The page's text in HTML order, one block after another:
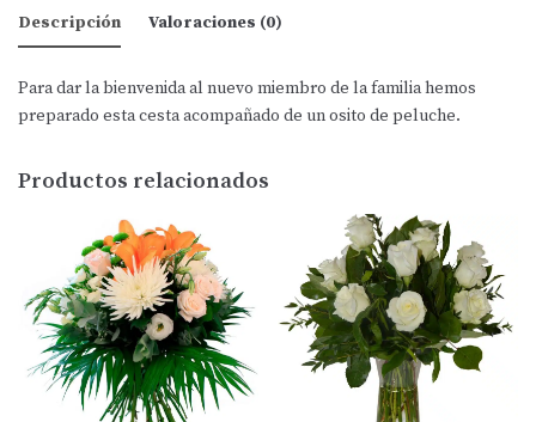
Descripción Valoraciones (0)
Para dar la bienvenida al nuevo miembro de la familia hemos
preparado esta cesta acompañado de un osito de peluche.
Productos relacionados